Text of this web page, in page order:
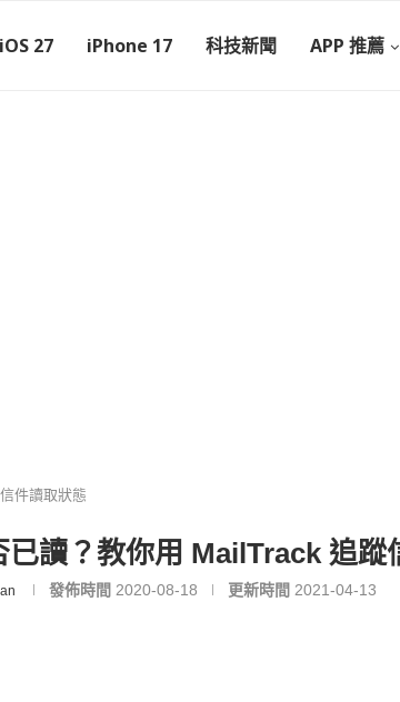
iOS 27 iPhone 17 科技新聞 APP 推薦
件讀取狀態
讀？教你用 MailTrack 追蹤
發佈時間 2020-08-18 更新時間 2021-04-13